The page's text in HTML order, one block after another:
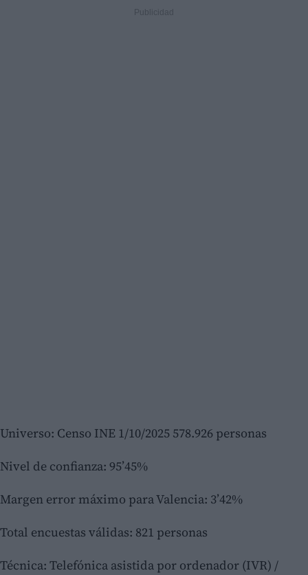
Universo: Censo INE 1/10/2025 578.926 personas
Nivel de confianza: 95’45%
Margen error máximo para Valencia: 3’42%
Total encuestas válidas: 821 personas
Técnica: Telefónica asistida por ordenador (IVR) /